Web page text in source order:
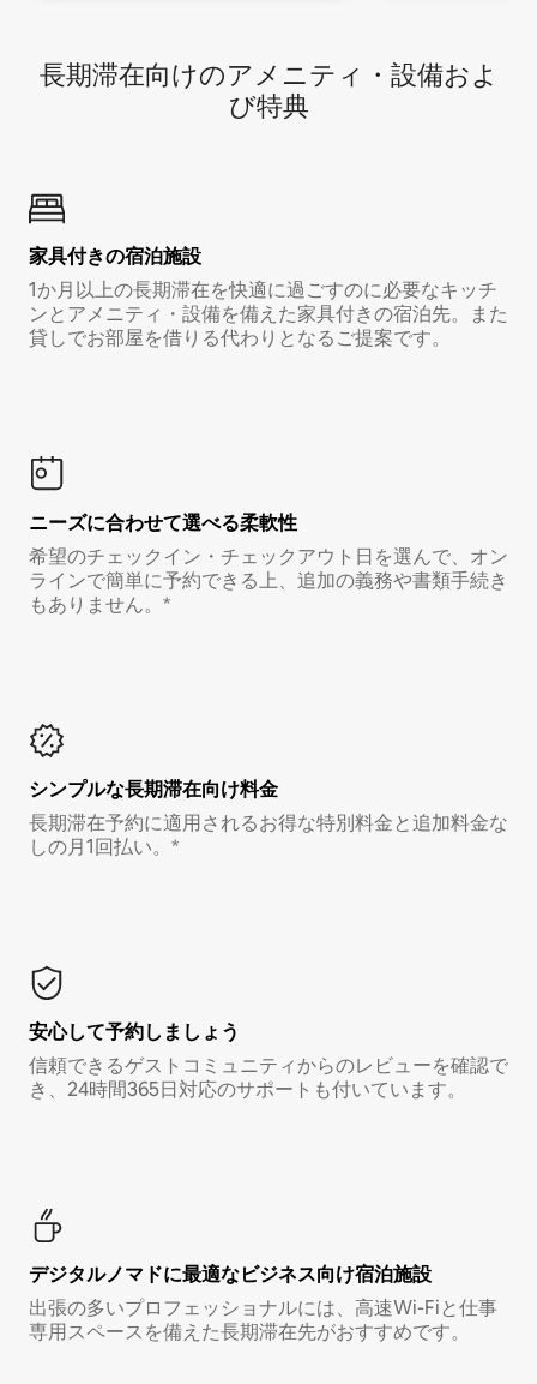
長期滞在向け⁠のア⁠メ⁠ニ⁠テ⁠ィ⁠・設⁠備⁠およ
び特⁠典
家具付き⁠の宿⁠泊⁠施⁠設
1か月以上の長期滞在を快適に過ごすのに必要なキッチ
ンとアメニティ・設備を備えた家具付きの宿泊先。また
貸しでお部屋を借りる代わりとなるご提案です。
ニーズに合わせて選べる柔軟性
希望のチェックイン・チェックアウト日を選んで、オン
ラインで簡単に予約できる上、追加の義務や書類手続き
もありません。*
シンプルな長期滞在向け料金
長期滞在予約に適用されるお得な特別料金と追加料金な
しの月1回払い。*
安心して予約しましょう
信頼できるゲストコミュニティからのレビューを確認で
き、24時間365日対応のサポートも付いています。
デジタルノマド⁠に最⁠適⁠なビ⁠ジ⁠ネ⁠ス⁠向⁠け宿⁠泊⁠施⁠設
出張の多いプロフェッショナルには、高速Wi-Fiと仕事
専用スペースを備えた長期滞在先がおすすめです。